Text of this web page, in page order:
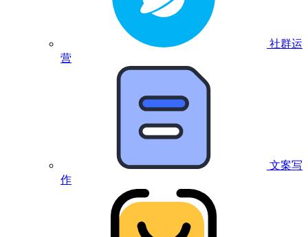
社群运
营
文案写
作